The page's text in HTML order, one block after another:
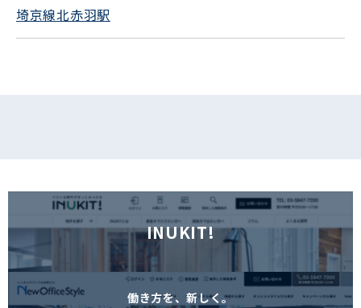
埼京線北赤羽駅
INUKIT!
働き方を、新しく。